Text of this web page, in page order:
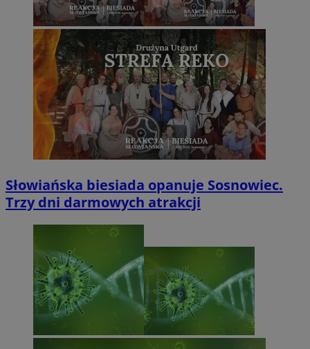
Słowiańska biesiada opanuje Sosnowiec.
Trzy dni darmowych atrakcji